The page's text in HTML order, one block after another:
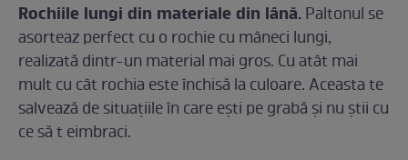
Rochiile lungi din materiale din lână.Paltonul se
asorteaz perfect cu o rochie cu mâneci lungi,
realizată dintr-un material mai gros. Cu atât mai
mult cu cât rochia este închisă la culoare. Aceasta te
salvează de situațiile în care ești pe grabă și nu știi cu
ce să t eimbraci.